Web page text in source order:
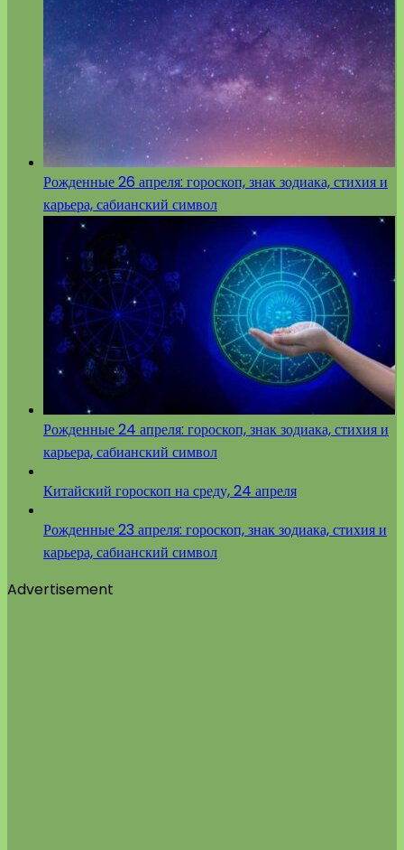
Рожденные 26 апреля: гороскоп, знак зодиака, стихия и
карьера, сабианский символ
Рожденные 24 апреля: гороскоп, знак зодиака, стихия и
карьера, сабианский символ
Китайский гороскоп на среду, 24 апреля
Рожденные 23 апреля: гороскоп, знак зодиака, стихия и
карьера, сабианский символ
Advertisement